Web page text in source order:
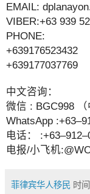
EMAIL:
VIBER:+63 939
PHONE:
+639176523432
+639177037769
中文咨询：
微信 : BGC998 （
WhatsApp
电话：
电报/小飞机
菲律宾华人移民 时